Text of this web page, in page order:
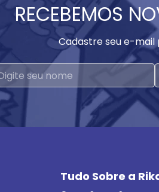
RECEBEMOS
Cadastre seu e-mail
Tudo Sobre a